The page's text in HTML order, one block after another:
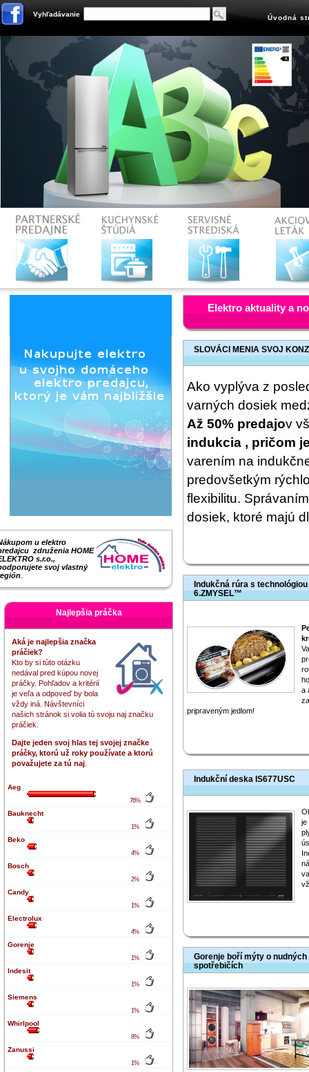
Vyhľadávanie Úvodná
u elektro
združenia HOME
s.r.o.,
svoj vlastný
Najlepšia práčka
Aká je najlepšia značka
práčiek?
Kto by si túto otázku
nedával pred kúpou novej
práčky. Pohľadov a kritérií
je veľa a odpoveď by bola
vždy iná. Návštevníci
našich stránok si volia tú svoju naj značku
práčiek.
Dajte jeden svoj hlas tej svojej značke
práčky, ktorú už roky používate a ktorú
považujete za tú naj
Aeg
76%
Bauknecht
1%
Beko
4%
Bosch
2%
Candy
1%
Electrolux
4%
Gorenje
1%
Indesit
1%
Siemens
1%
Whirlpool
8%
Zanussi
1%
Elektro aktuality a
SLOVÁCI MENIA SVOJ
Ako vyplýva z
varných dosiek
Až 50% predajov
indukcia , pričom
varením na
predovšetkým
flexibilitu.
dosiek, ktoré majú
Indukčná rúra s technológiou
6.ZMYSEL™
a
pripraveným jedlom!
Indukční deska IS677USC
je
Gorenje boří mýty o
spotřebičích